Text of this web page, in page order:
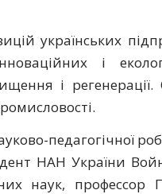
українських
і
і
педагогічної
НАН України
наук, профессор